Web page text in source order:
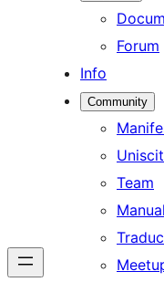
Forum
Info
Community
Team